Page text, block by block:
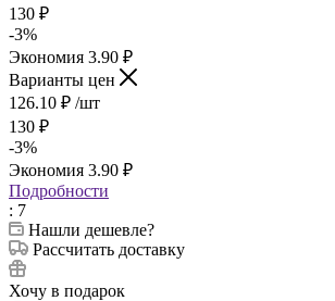
130 ₽
-3%
Экономия 3.90 ₽
Варианты цен
126.10 ₽ /шт
130 ₽
-3%
Экономия 3.90 ₽
Подробности
: 7
Нашли дешевле?
Рассчитать доставку
Хочу в подарок